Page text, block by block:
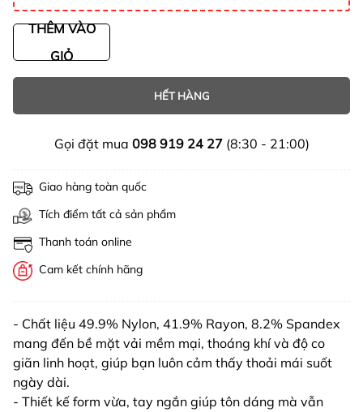
THÊM VÀO
GIỎ
HẾT HÀNG
Gọi đặt mua 098 919 24 27(8:30 - 21:00)
Giao hàng toàn quốc
Tích điểm tất cả sản phẩm
Thanh toán online
Cam kết chính hãng
- Chất liệu 49.9% Nylon, 41.9% Rayon, 8.2% Spandex
mang đến bề mặt vải mềm mại, thoáng khí và độ co
giãn linh hoạt, giúp bạn luôn cảm thấy thoải mái suốt
ngày dài.
- Thiết kế form vừa, tay ngắn giúp tôn dáng mà vẫn